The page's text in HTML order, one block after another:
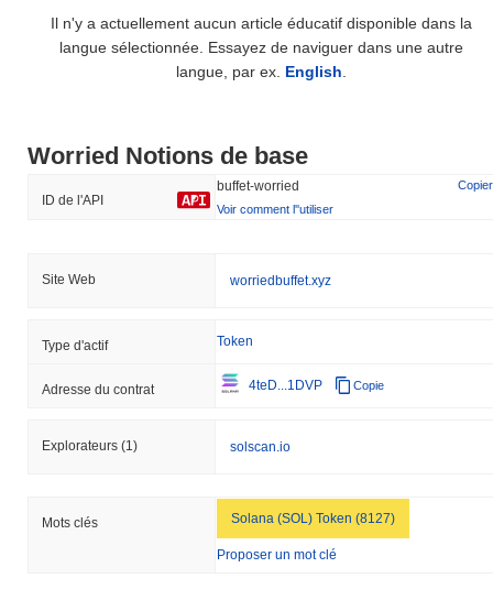
Il n'y a actuellement aucun article éducatif disponible dans la
langue sélectionnée. Essayez de naviguer dans une autre
langue, par ex. English.
Worried Notions de base
ID de l'API
buffet-worried
Copier
Voir comment l''utiliser
Site Web worriedbuffet.xyz
Type d'actif Token
Adresse du contrat 4teD...1DVP Copie
Explorateurs (1) solscan.io
Mots clés Solana (SOL) Token (8127)
Proposer un mot clé